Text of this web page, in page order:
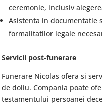
ceremonie, inclusiv
Asistenta in
formalitatilor legale
Servicii post-funerare
Funerare Nicolas ofera si
de doliu. Compania poate
testamentului persoanei